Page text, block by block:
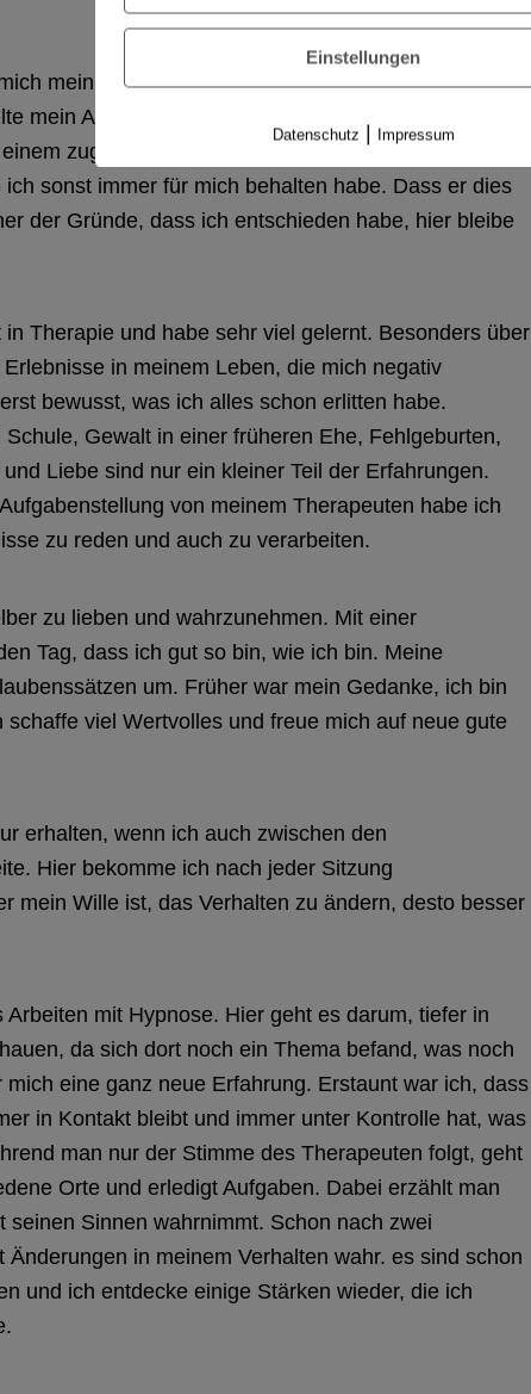
mein Therapeut, zu erzählen, warum ich zu ihm
mein Anliegen. Im Gespräch hat man gemerkt, wie
zugehört hat. Durch gezieltes Fragen habe ich
sonst immer für mich behalten habe. Dass er dies
der Gründe, dass ich entschieden habe, hier bleibe
Therapie und habe sehr viel gelernt. Besonders über
in meinem Leben, die mich negativ
bewusst, was ich alles schon erlitten habe.
Gewalt in einer früheren Ehe, Fehlgeburten,
Liebe sind nur ein kleiner Teil der Erfahrungen.
von meinem Therapeuten habe ich
zu reden und auch zu verarbeiten.
zu lieben und wahrzunehmen. Mit einer
Tag, dass ich gut so bin, wie ich bin. Meine
um. Früher war mein Gedanke, ich bin
viel Wertvolles und freue mich auf neue gute
erhalten, wenn ich auch zwischen den
Hier bekomme ich nach jeder Sitzung
mein Wille ist, das Verhalten zu ändern, desto besser
mit Hypnose. Hier geht es darum, tiefer in
da sich dort noch ein Thema befand, was noch
eine ganz neue Erfahrung. Erstaunt war ich, dass
in Kontakt bleibt und immer unter Kontrolle hat, was
man nur der Stimme des Therapeuten folgt, geht
Orte und erledigt Aufgaben. Dabei erzählt man
seinen Sinnen wahrnimmt. Schon nach zwei
in meinem Verhalten wahr. es sind schon
und ich entdecke einige Stärken wieder, die ich
Einstellungen
Datenschutz | Impressum